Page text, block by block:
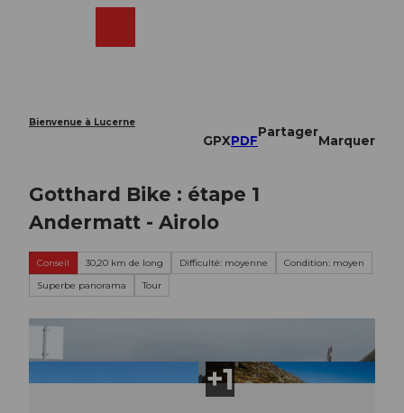
Bienvenue à Lucerne
GPXPDF
Partager
Marquer
Gotthard Bike : étape 1
Andermatt - Airolo
Conseil 30,20 km de long Difficulté: moyenne
Condition: moyen
Superbe panorama
Tour